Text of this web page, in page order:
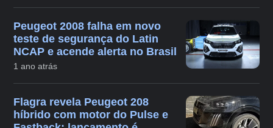
Peugeot 2008 falha em novo
teste de segurança do Latin
NCAP e acende alerta no Brasil
1 ano atrás
Flagra revela Peugeot 208
híbrido com motor do Pulse e